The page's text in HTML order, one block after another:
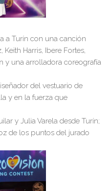
a Turín con una canción
Keith Harris, Ibere Fortes,
y una arrolladora coreografía
del vestuario de
y en la fuerza que
y Julia Varela desde Turín;
de los puntos del jurado